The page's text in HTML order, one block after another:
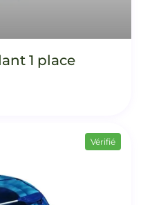
1 place
Vérifié